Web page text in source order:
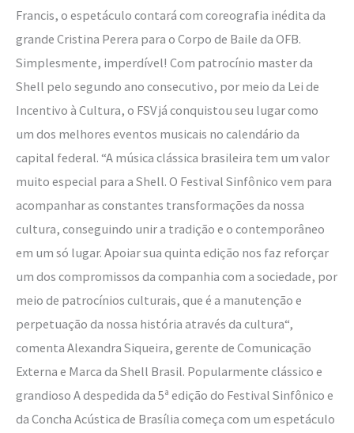
Francis, o espetáculo contará com coreografia inédita da
grande Cristina Perera para o Corpo de Baile da OFB.
Simplesmente, imperdível! Com patrocínio master da
Shell pelo segundo ano consecutivo, por meio da Lei de
Incentivo à Cultura, o FSV já conquistou seu lugar como
um dos melhores eventos musicais no calendário da
capital federal. “A música clássica brasileira tem um valor
muito especial para a Shell. O Festival Sinfônico vem para
acompanhar as constantes transformações da nossa
cultura, conseguindo unir a tradição e o contemporâneo
em um só lugar. Apoiar sua quinta edição nos faz reforçar
um dos compromissos da companhia com a sociedade, por
meio de patrocínios culturais, que é a manutenção e
perpetuação da nossa história através da cultura“,
comenta Alexandra Siqueira, gerente de Comunicação
Externa e Marca da Shell Brasil. Popularmente clássico e
grandioso A despedida da 5ª edição do Festival Sinfônico e
da Concha Acústica de Brasília começa com um espetáculo